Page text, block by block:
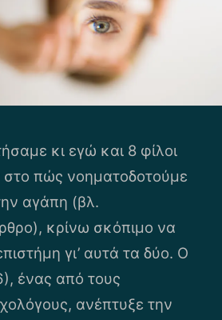
κι εγώ και 8 φίλοι
στο πώς νοηματοδοτούμε
αγάπη (βλ.
κρίνω σκόπιμο να
γι’ αυτά τα δύο. Ο
ένας από τους
ανέπτυξε την